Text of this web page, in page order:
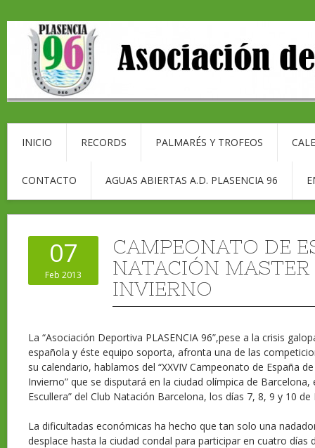
INICIO RECORDS PALMARÉS Y TROFEOS
CONTACTO AGUAS ABIERTAS A.D. PLASENCIA 96
07
Feb 2013
CAMPEONATO DE
NATACIÓN MASTER
INVIERNO
La “Asociación Deportiva PLASENCIA 96”,pese a la crisis
española y éste equipo soporta, afronta una de las
su calendario, hablamos del “XXVIV Campeonato de España
Invierno” que se disputará en la ciudad olímpica de Barcelona,
Escullera” del Club Natación Barcelona, los días 7, 8, 9 y 10 de
La dificultadas económicas ha hecho que tan solo una
desplace hasta la ciudad condal para participar en cuatro días